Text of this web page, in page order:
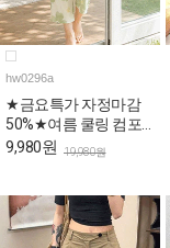
hw0296a
★금요특가 자정마감
50%★여름 쿨링 컴포
트 브라패드 홈웨어 세
9,980원 19,980원